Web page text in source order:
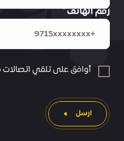
رقم الهاتف
أوافق على تلقي
ارسل